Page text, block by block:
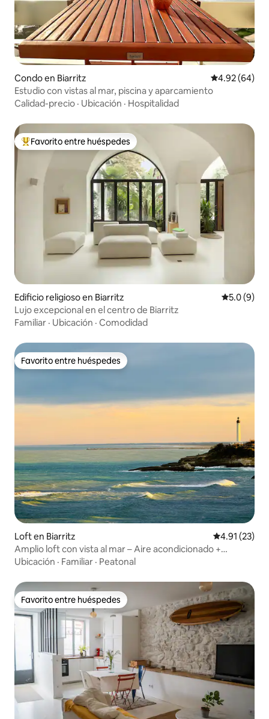
Condo en Biarritz Calificación
4.92 (64)
Estudio con vistas al mar, piscina y aparcamiento
Calidad-precio · Ubicación · Hospitalidad
Favorito entre huéspedes preferido
Favorito entre huéspedes
Edificio religioso en Biarritz
5.0 (9)
Lujo excepcional en el centro de Biarritz
Familiar · Ubicación · Comodidad
Favorito entre huéspedes
Favorito entre huéspedes
Loft en Biarritz Calificación
4.91 (23)
Amplio loft con vista al mar – Aire acondicionado +
estacionamiento
Ubicación · Familiar · Peatonal
Favorito entre huéspedes
Favorito entre huéspedes